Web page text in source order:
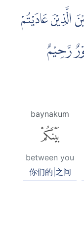
عَادَيْتُمْ
رَّحِيْمٌ
baynakum
بَيْنَكُمْ
between you
你们的|之间